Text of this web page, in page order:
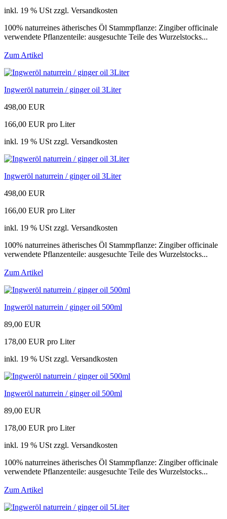
inkl. 19 % USt zzgl. Versandkosten
100% naturreines ätherisches Öl Stammpflanze: Zingiber officinale
verwendete Pflanzenteile: ausgesuchte Teile des Wurzelstocks...
Zum Artikel
Ingweröl naturrein / ginger oil 3Liter
498,00 EUR
166,00 EUR pro Liter
inkl. 19 % USt zzgl. Versandkosten
Ingweröl naturrein / ginger oil 3Liter
498,00 EUR
166,00 EUR pro Liter
inkl. 19 % USt zzgl. Versandkosten
100% naturreines ätherisches Öl Stammpflanze: Zingiber officinale
verwendete Pflanzenteile: ausgesuchte Teile des Wurzelstocks...
Zum Artikel
Ingweröl naturrein / ginger oil 500ml
89,00 EUR
178,00 EUR pro Liter
inkl. 19 % USt zzgl. Versandkosten
Ingweröl naturrein / ginger oil 500ml
89,00 EUR
178,00 EUR pro Liter
inkl. 19 % USt zzgl. Versandkosten
100% naturreines ätherisches Öl Stammpflanze: Zingiber officinale
verwendete Pflanzenteile: ausgesuchte Teile des Wurzelstocks...
Zum Artikel